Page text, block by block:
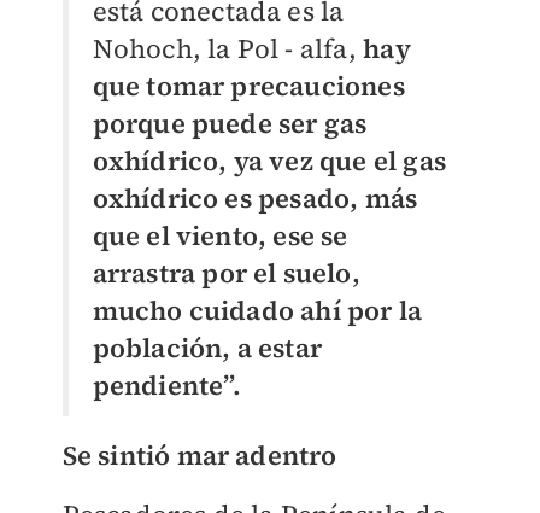
está conectada es la
Nohoch, la Pol - alfa, hay
que tomar precauciones
porque puede ser gas
oxhídrico, ya vez que el gas
oxhídrico es pesado, más
que el viento, ese se
arrastra por el suelo,
mucho cuidado ahí por la
población, a estar
pendiente”.
Se sintió mar adentro